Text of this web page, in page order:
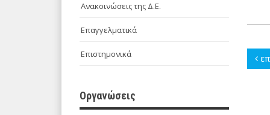
Ανακοινώσεις της Δ.Ε.
Επαγγελματικά
Επιστημονικά
Οργανώσεις